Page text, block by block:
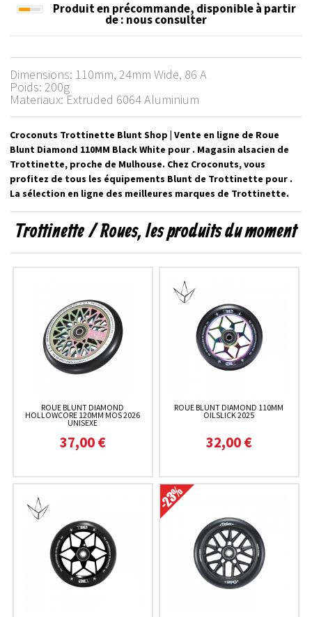
Produit en précommande, disponible à partir
de: nous consulter
Dimensions: 110mm, 24mm Wide, 86 A
Poids: 200g
Materiaux: Extruded 6064 Aluminium
Croconuts Trottinette Blunt Shop | Vente en ligne de Roue
Blunt Diamond 110MM Black White pour . Magasin alsacien de
Trottinette, proche de Mulhouse. Chez Croconuts, vous
profitez de tous les équipements Blunt de Trottinette pour .
La sélection en ligne des meilleures marques de Trottinette.
Trottinette / Roues, les produits du moment
ROUE BLUNT DIAMOND
HOLLOWCORE 120MM MOS 2026
UNISEXE
37,00 €
ROUE BLUNT DIAMOND 110MM
OILSLICK 2025
32,00 €